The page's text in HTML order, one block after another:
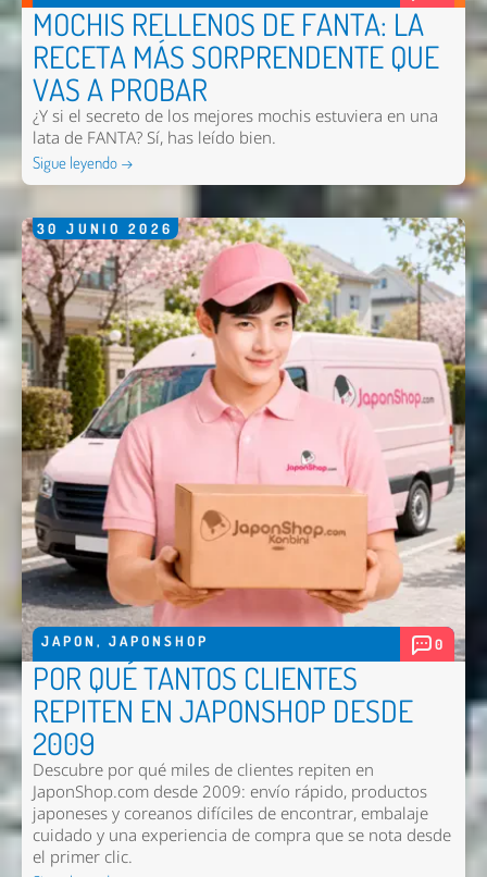
MOCHIS RELLENOS DE FANTA: LA
RECETA MÁS SORPRENDENTE QUE
VAS A PROBAR
¿Y si el secreto de los mejores mochis estuviera en una
lata de FANTA? Sí, has leído bien.
Sigue leyendo →
30 JUNIO 2026
JAPON , JAPONSHOP 0
POR QUÉ TANTOS CLIENTES
REPITEN EN JAPONSHOP DESDE
2009
Descubre por qué miles de clientes repiten en
JaponShop.com desde 2009: envío rápido, productos
japoneses y coreanos difíciles de encontrar, embalaje
cuidado y una experiencia de compra que se nota desde
el primer clic.
Nombre *
Email *
Comentario *